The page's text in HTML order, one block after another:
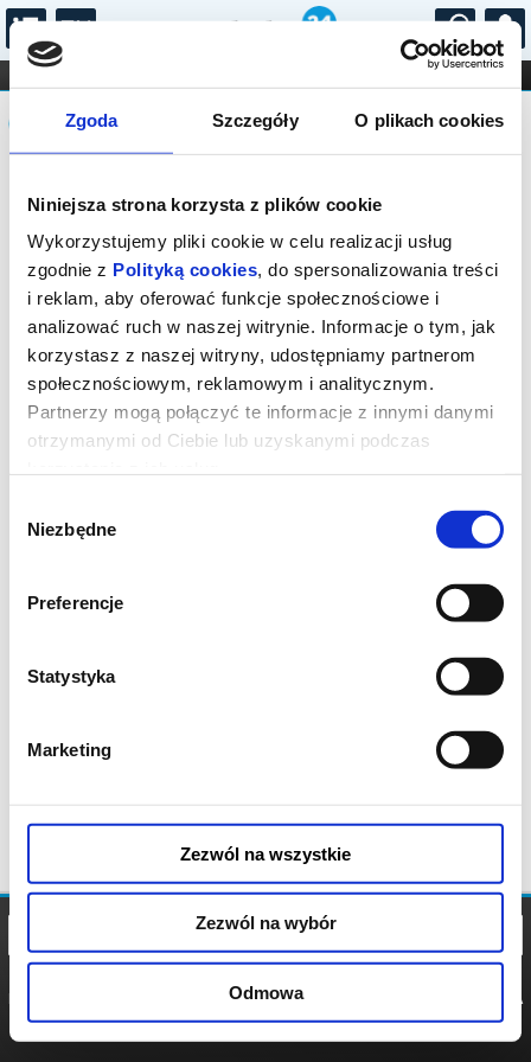
Zgoda Szczegóły O plikach cookies
Niniejsza strona korzysta z plików cookie
Wykorzystujemy pliki cookie w celu realizacji usług
zgodnie z Polityką cookies, do spersonalizowania treści
i reklam, aby oferować funkcje społecznościowe i
analizować ruch w naszej witrynie. Informacje o tym, jak
korzystasz z naszej witryny, udostępniamy partnerom
społecznościowym, reklamowym i analitycznym.
Partnerzy mogą połączyć te informacje z innymi danymi
otrzymanymi od Ciebie lub uzyskanymi podczas
zgody
Niezbędne
Preferencje
Statystyka
Marketing
Zezwól na wszystkie
Zezwól na wybór
Odmowa
...
FILHARMONIA OPERA I BALET
STAND-UP
DLA DZIECI
Komunikat
Sprzedaż biletów on-line na wydarzenie
została zakończona.
POLITYKA
POLITYKA